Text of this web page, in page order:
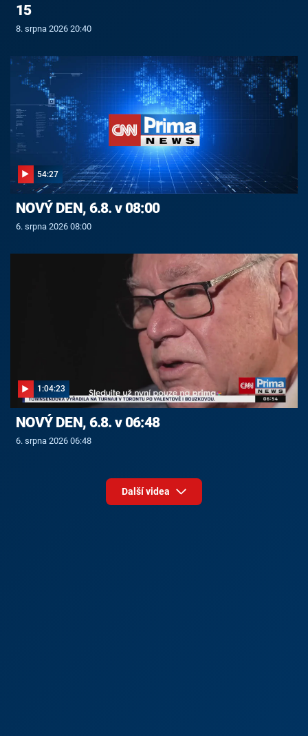
15
8. srpna 2026 20:40
54:27
NOVÝ DEN, 6.8. v 08:00
6. srpna 2026 08:00
1:04:23
NOVÝ DEN, 6.8. v 06:48
6. srpna 2026 06:48
Další videa